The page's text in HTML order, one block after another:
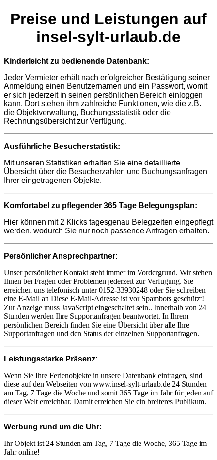
Preise und Leistungen auf
insel-sylt-urlaub.de
Kinderleicht zu bedienende Datenbank:
Jeder Vermieter erhält nach erfolgreicher Bestätigung seiner
Anmeldung einen Benutzernamen und ein Passwort, womit
er sich jederzeit in seinen persönlichen Bereich einloggen
kann. Dort stehen ihm zahlreiche Funktionen, wie die z.B.
die Objektverwaltung, Buchungsstatistik oder die
Rechnungsübersicht zur Verfügung.
Ausführliche Besucherstatistik:
Mit unseren Statistiken erhalten Sie eine detaillierte
Übersicht über die Besucherzahlen und Buchungsanfragen
Ihrer eingetragenen Objekte.
Komfortabel zu pflegender 365 Tage Belegungsplan:
Hier können mit 2 Klicks tagesgenau Belegzeiten eingepflegt
werden, wodurch Sie nur noch passende Anfragen erhalten.
Persönlicher Ansprechpartner:
Unser persönlicher Kontakt steht immer im Vordergrund. Wir stehen
Ihnen bei Fragen oder Problemen jederzeit zur Verfügung. Sie
erreichen uns telefonisch unter 0152-33930248 oder Sie schreiben
eine E-Mail an Diese E-Mail-Adresse ist vor Spambots geschützt!
Zur Anzeige muss JavaScript eingeschaltet sein.. Innerhalb von 24
Stunden werden Ihre Supportanfragen beantwortet. In Ihrem
persönlichen Bereich finden Sie eine Übersicht über alle Ihre
Supportanfragen und den Status der einzelnen Supportanfragen.
Leistungsstarke Präsenz:
Wenn Sie Ihre Ferienobjekte in unsere Datenbank eintragen, sind
diese auf den Webseiten von www.insel-sylt-urlaub.de 24 Stunden
am Tag, 7 Tage die Woche und somit 365 Tage im Jahr für jeden auf
dieser Welt erreichbar. Damit erreichen Sie ein breiteres Publikum.
Werbung rund um die Uhr:
Ihr Objekt ist 24 Stunden am Tag, 7 Tage die Woche, 365 Tage im
Jahr online!